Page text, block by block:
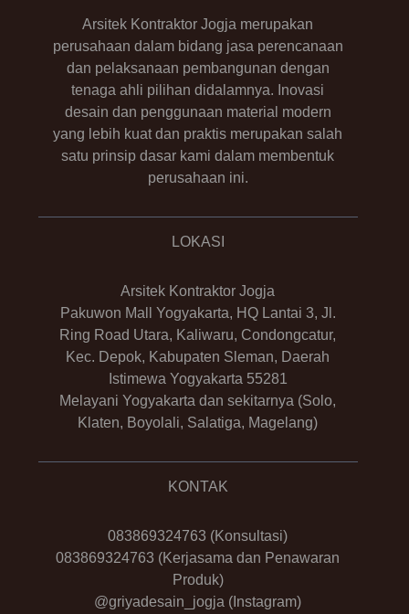
Arsitek Kontraktor Jogja merupakan
perusahaan dalam bidang jasa perencanaan
dan pelaksanaan pembangunan dengan
tenaga ahli pilihan didalamnya. Inovasi
desain dan penggunaan material modern
yang lebih kuat dan praktis merupakan salah
satu prinsip dasar kami dalam membentuk
perusahaan ini.
LOKASI
Arsitek Kontraktor Jogja
Pakuwon Mall Yogyakarta, HQ Lantai 3, Jl.
Ring Road Utara, Kaliwaru, Condongcatur,
Kec. Depok, Kabupaten Sleman, Daerah
Istimewa Yogyakarta 55281
Melayani Yogyakarta dan sekitarnya (Solo,
Klaten, Boyolali, Salatiga, Magelang)
KONTAK
083869324763 (Konsultasi)
083869324763 (Kerjasama dan Penawaran
Produk)
@griyadesain_jogja (Instagram)